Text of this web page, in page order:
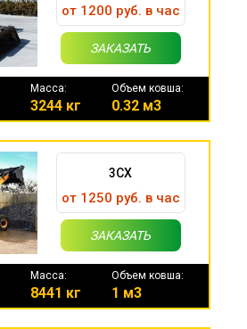
от 1200 руб. в час
ЗАКАЗАТЬ
Масса:
3244 кг
Объем ковша:
0.32 м3
3CX
от 1250 руб. в час
ЗАКАЗАТЬ
Масса:
8441 кг
Объем ковша:
1 м3